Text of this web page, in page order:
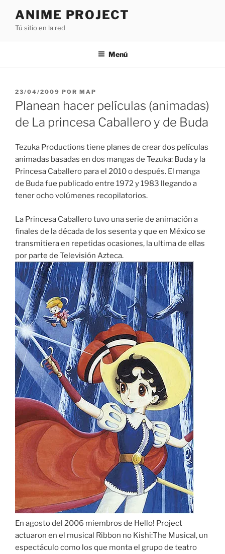
contenido
ANIME PROJECT
Tú sitio en la red
Menú
PUBLICADO
EL
23/04/2009 POR MAP
Planean hacer películas (animadas)
de La princesa Caballero y de Buda
Tezuka Productions tiene planes de crear dos películas
animadas basadas en dos mangas de Tezuka: Buda y la
Princesa Caballero para el 2010 o después. El manga
de Buda fue publicado entre 1972 y 1983 llegando a
tener ocho volúmenes recopilatorios.
La Princesa Caballero tuvo una serie de animación a
finales de la década de los sesenta y que en México se
transmitiera en repetidas ocasiones, la ultima de ellas
por parte de Televisión Azteca.
En agosto del 2006 miembros de Hello! Project
actuaron en el musical Ribbon no Kishi:The Musical, un
espectáculo como los que monta el grupo de teatro